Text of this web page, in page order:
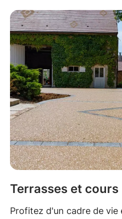
Terrasses et cours
Profitez d'un cadre de vie